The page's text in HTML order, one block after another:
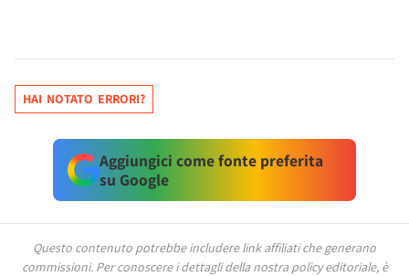
HAI NOTATO ERRORI?
Aggiungici come fonte preferita
su Google
Questo contenuto potrebbe includere link affiliati che generano
commissioni. Per conoscere i dettagli della nostra policy editoriale, è